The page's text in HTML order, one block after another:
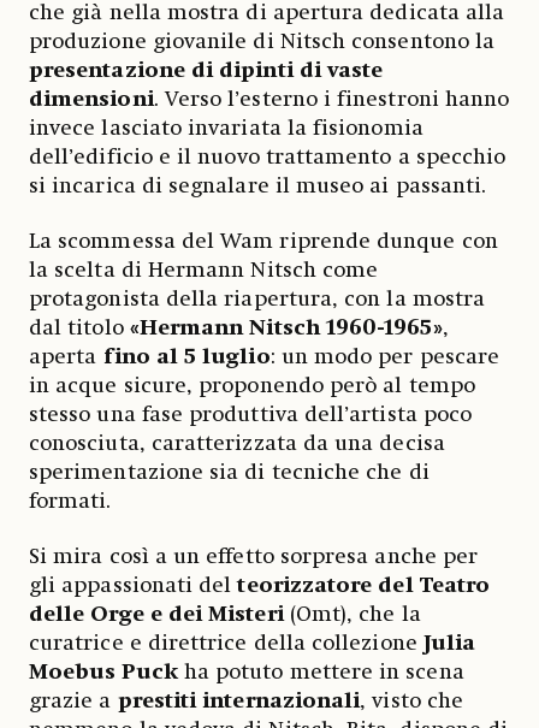
che già nella mostra di apertura dedicata alla
produzione giovanile di Nitsch consentono la
presentazione di dipinti di vaste
dimensioni. Verso l’esterno i finestroni hanno
invece lasciato invariata la fisionomia
dell’edificio e il nuovo trattamento a specchio
si incarica di segnalare il museo ai passanti.
La scommessa del Wam riprende dunque con
la scelta di Hermann Nitsch come
protagonista della riapertura, con la mostra
dal titolo «Hermann Nitsch 1960-1965»,
aperta fino al 5 luglio: un modo per pescare
in acque sicure, proponendo però al tempo
stesso una fase produttiva dell’artista poco
conosciuta, caratterizzata da una decisa
sperimentazione sia di tecniche che di
formati.
Si mira così a un effetto sorpresa anche per
gli appassionati delteorizzatore del Teatro
delle Orge e dei Misteri(Omt), che la
curatrice e direttrice della collezione Julia
Moebus Puckha potuto mettere in scena
grazie a prestiti internazionali, visto che